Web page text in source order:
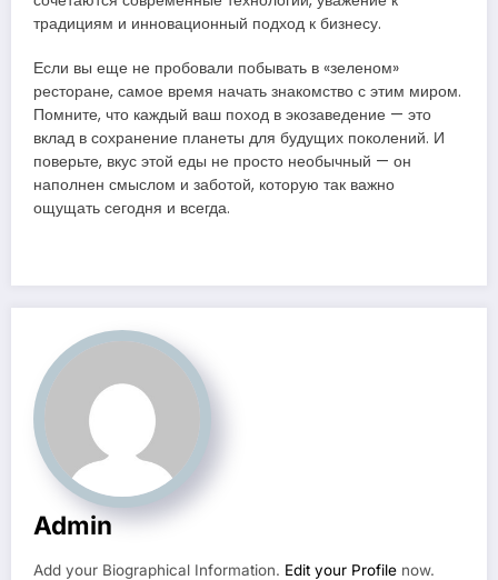
традициям и инновационный подход к бизнесу.
Если вы еще не пробовали побывать в «зеленом»
ресторане, самое время начать знакомство с этим миром.
Помните, что каждый ваш поход в экозаведение — это
вклад в сохранение планеты для будущих поколений. И
поверьте, вкус этой еды не просто необычный — он
наполнен смыслом и заботой, которую так важно
ощущать сегодня и всегда.
Admin
Add your Biographical Information. Edit your Profile now.